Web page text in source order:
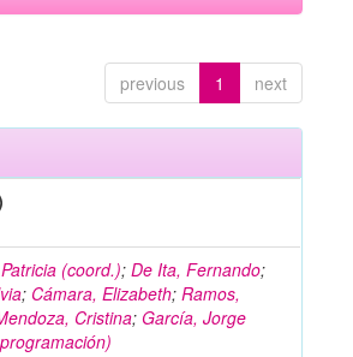
previous 1 next
(coord.);De Ita, Fernando;
; Cámara, Elizabeth;Ramos,
Cristina;García, Jorge